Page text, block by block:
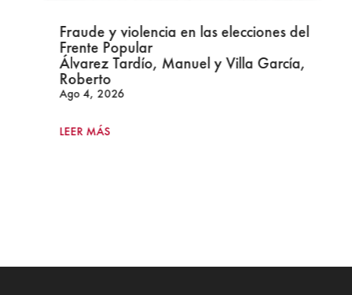
Fraude y violencia en las elecciones del
Frente Popular
Álvarez Tardío, Manuel y Villa García,
Roberto
Ago 4, 2026
LEER MÁS